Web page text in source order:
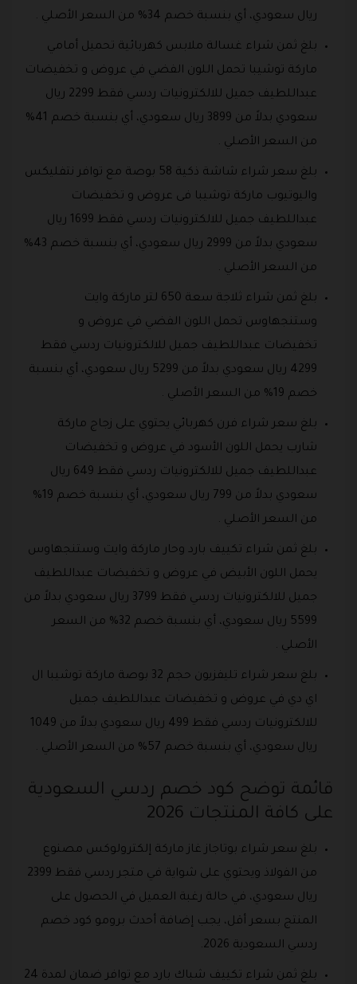
ريال سعودي، أي بنسبة خصم 34% من السعر الأصلي .
بلغ ثمن شراء غسالة ملابس كهربائية تحميل أمامي
ماركة توشيبا تحمل اللون الفضي في عروض و تخفيضات
عبداللطيف جميل للالكترونيات ردسي فقط 2299 ريال
سعودي بدلاً من 3899 ريال سعودي، أي بنسبة خصم 41%
من السعر الأصلي .
بلغ سعر شراء شاشة ذكية 58 بوصة مع توافر نتفليكس
واليوتيوب ماركة توشيبا فى عروض و تخفيضات
عبداللطيف جميل للالكترونيات ردسي فقط 1699 ريال
سعودي بدلاً من 2999 ريال سعودي، أي بنسبة خصم 43%
من السعر الأصلي .
بلغ ثمن شراء ثلاجة سعة 650 لتر ماركة وايت
وستنجهاوس تحمل اللون الفضي في عروض و
تخفيضات عبداللطيف جميل للالكترونيات ردسي فقط
4299 ريال سعودي بدلاً من 5299 ريال سعودي، أي بنسبة
خصم 19% من السعر الأصلي .
بلغ سعر شراء فرن كهربائي يحتوي على زجاج ماركة
شارب يحمل اللون الأسود في عروض و تخفيضات
عبداللطيف جميل للالكترونيات ردسي فقط 649 ريال
سعودي بدلاً من 799 ريال سعودي، أي بنسبة خصم 19%
من السعر الأصلي .
بلغ ثمن شراء تكييف بارد وحار ماركة وايت وستنجهاوس
يحمل اللون الأبيض في عروض و تخفيضات عبداللطيف
جميل للالكترونيات ردسي فقط 3799 ريال سعودي بدلاً من
5599 ريال سعودي، أي بنسبة خصم 32% من السعر
الأصلي .
بلغ سعر شراء تليفزيون حجم 32 بوصة ماركة توشيبا ال
اي دي في عروض و تخفيضات عبداللطيف جميل
للالكترونيات ردسي فقط 499 ريال سعودي بدلاً من 1049
ريال سعودي، أي بنسبة خصم 57% من السعر الأصلي .
قائمة توضح كود خصم ردسي السعودية
على كافة المنتجات 2026
بلغ سعر شراء بوتاجاز غاز ماركة إلكترولوكس مصنوع
من الفولاذ ويحتوي على شواية في متجر ردسي فقط 2399
ريال سعودي، في حالة رغبة العميل في الحصول على
المنتج بسعر أقل، يجب إضافة أحدث برومو كود خصم
ردسي السعودية 2026.
بلغ ثمن شراء تكييف شباك بارد مع توافر ضمان لمدة 24